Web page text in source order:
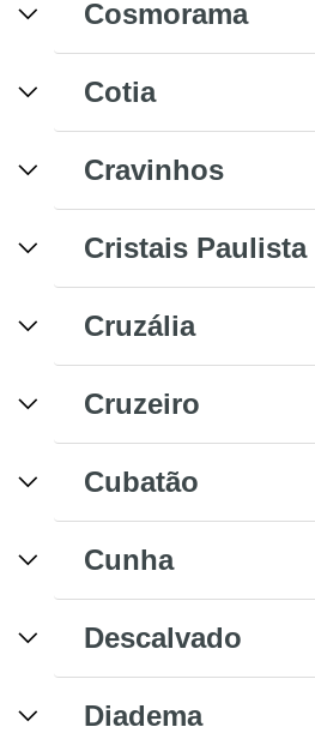
Cosmorama
Cotia
Cravinhos
Cristais Paulista
Cruzália
Cruzeiro
Cubatão
Cunha
Descalvado
Diadema